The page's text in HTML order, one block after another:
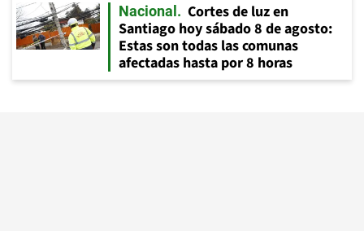
Nacional
Cortes de luz en
Santiago hoy sábado 8 de agosto:
Estas son todas las comunas
afectadas hasta por 8 horas